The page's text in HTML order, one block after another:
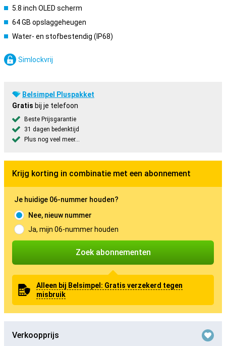
5.8 inch OLED scherm
64 GB opslaggeheugen
Water- en stofbestendig (IP68)
Simlockvrij
Belsimpel Pluspakket
Gratis bij je telefoon
Beste Prijsgarantie
31 dagen bedenktijd
Plus nog veel meer...
Krijg korting in combinatie met een abonnement
Je huidige 06-nummer houden?
Nee, nieuw nummer
Ja, mijn 06-nummer houden
Zoek abonnementen
Alleen bij Belsimpel: Gratis verzekerd tegen
misbruik
Verkoopprijs